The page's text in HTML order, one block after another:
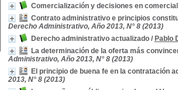
Comercialización y decisiones en
Contrato administrativo e principios
Derecho Administrativo, Año 2013, N° 8 (2013)
Derecho administrativo actualizado/ Pablo
La determinación de la oferta más
Administrativo, Año 2013, N° 8 (2013)
El principio de buena fe en la contratación
2013, N° 8 (2013)